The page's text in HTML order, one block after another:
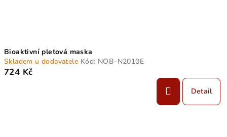
Bioaktivní pleťová maska
Skladem u dodavatele Kód: NOB-N2010E
724 Kč
Detail